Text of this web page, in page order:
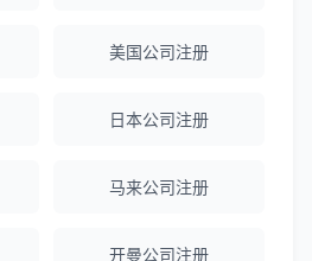
★★★★☆
美国公司注册
日本公司注册
马来公司注册
开曼公司注册